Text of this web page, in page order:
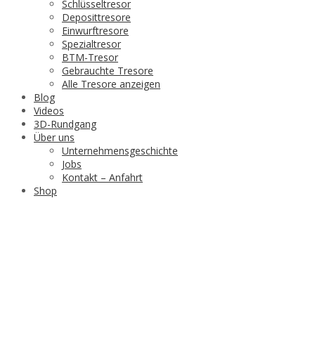
Schlüsseltresor
Deposittresore
Einwurftresore
Spezialtresor
BTM-Tresor
Gebrauchte Tresore
Alle Tresore anzeigen
Blog
Videos
3D-Rundgang
Über uns
Unternehmensgeschichte
Jobs
Kontakt – Anfahrt
Shop